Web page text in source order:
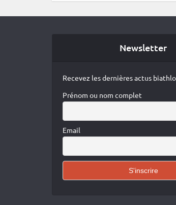
Newsletter
Recevez les dernières actus
Prénom ou nom complet
Email